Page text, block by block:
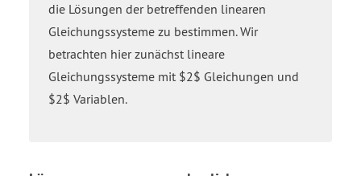
die Lösungen der betreffenden linearen
Gleichungssysteme zu bestimmen. Wir
betrachten hier zunächst lineare
Gleichungssysteme mit $2$ Gleichungen und
$2$ Variablen.